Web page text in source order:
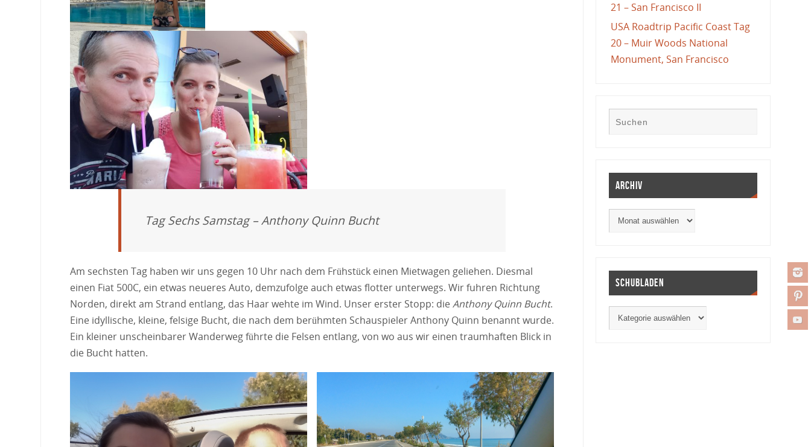
Tag Sechs Samstag – Anthony Quinn Bucht
Am sechsten Tag haben wir uns gegen 10 Uhr nach dem Frühstück einen Mietwagen geliehen. Diesmal
einen Fiat 500C, ein etwas neueres Auto, demzufolge auch etwas flotter unterwegs. Wir fuhren Richtung
Norden, direkt am Strand entlang, das Haar wehte im Wind. Unser erster Stopp: dieAnthony Quinn Bucht.
Eine idyllische, kleine, felsige Bucht, die nach dem berühmten Schauspieler Anthony Quinn benannt wurde.
Ein kleiner unscheinbarer Wanderweg führte die Felsen entlang, von wo aus wir einen traumhaften Blick in
die Bucht hatten.
21 – San Francisco II
USA Roadtrip Pacific Coast Tag
20 – Muir Woods National
Monument, San Francisco
Archiv
Schubladen